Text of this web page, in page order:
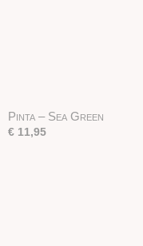
Pinta – Sea Green
€ 11,95